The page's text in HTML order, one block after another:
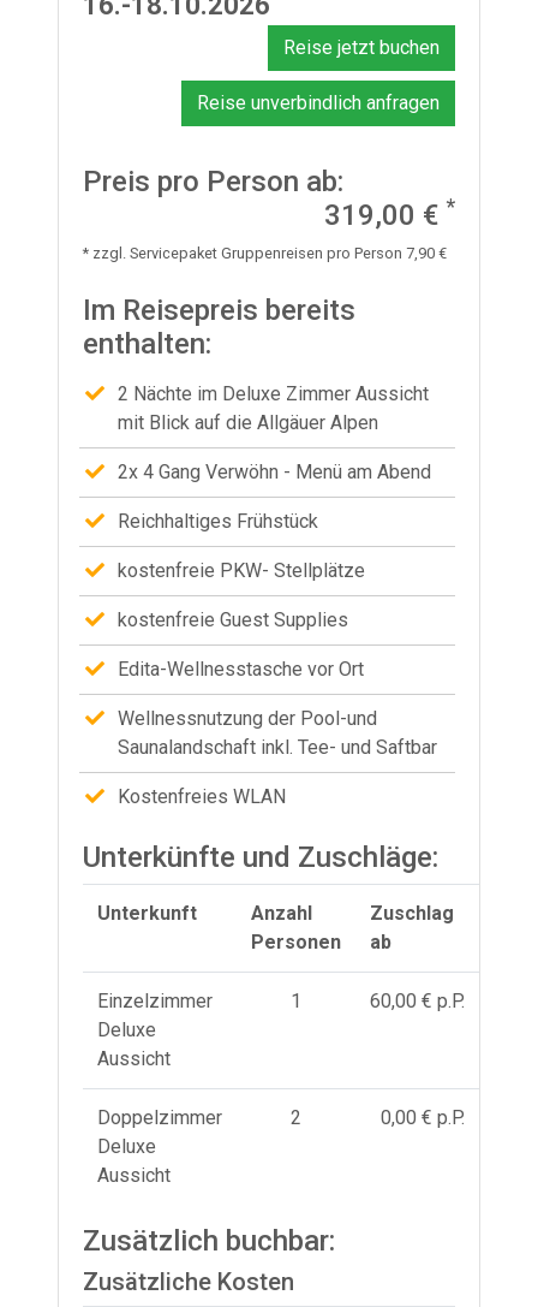
Reise jetzt buchen
Reise unverbindlich anfragen
Preis pro Person ab:
319,00 € *
* zzgl. Servicepaket Gruppenreisen pro Person 7,90 €
Im Reisepreis bereits
enthalten:
2 Nächte im Deluxe Zimmer Aussicht
mit Blick auf die Allgäuer Alpen
2x 4 Gang Verwöhn - Menü am Abend
Reichhaltiges Frühstück
kostenfreie PKW- Stellplätze
kostenfreie Guest Supplies
Edita-Wellnesstasche vor Ort
Wellnessnutzung der Pool-und
Saunalandschaft inkl. Tee- und Saftbar
Kostenfreies WLAN
Unterkünfte und Zuschläge:
Unterkunft
Anzahl
Personen
Zuschlag
ab
Einzelzimmer
Deluxe
Aussicht
1 60,00 € p.P.
Doppelzimmer
Deluxe
Aussicht
2 0,00 € p.P.
Zusätzlich buchbar:
Zusätzliche Kosten